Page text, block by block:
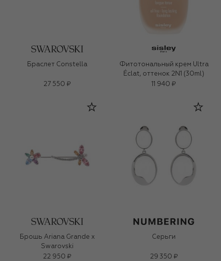
Браслет Constella
27 550 ₽
Фитотональный крем Ultra
Éclat, оттенок 2N1 (30ml)
11 940 ₽
Брошь Ariana Grande x
Swarovski
22 950 ₽
Серьги
29 350 ₽